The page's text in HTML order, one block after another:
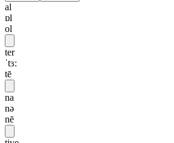
al
ɒl
ol
ter
ˈtɜ:
tē
na
nə
nē